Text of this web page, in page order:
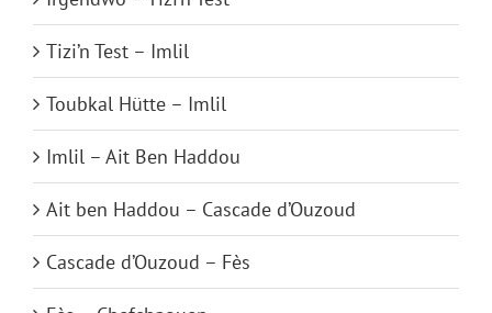
Tizi’n Test – Imlil
Toubkal Hütte – Imlil
Imlil – Ait Ben Haddou
Ait ben Haddou – Cascade d’Ouzoud
Cascade d’Ouzoud – Fès